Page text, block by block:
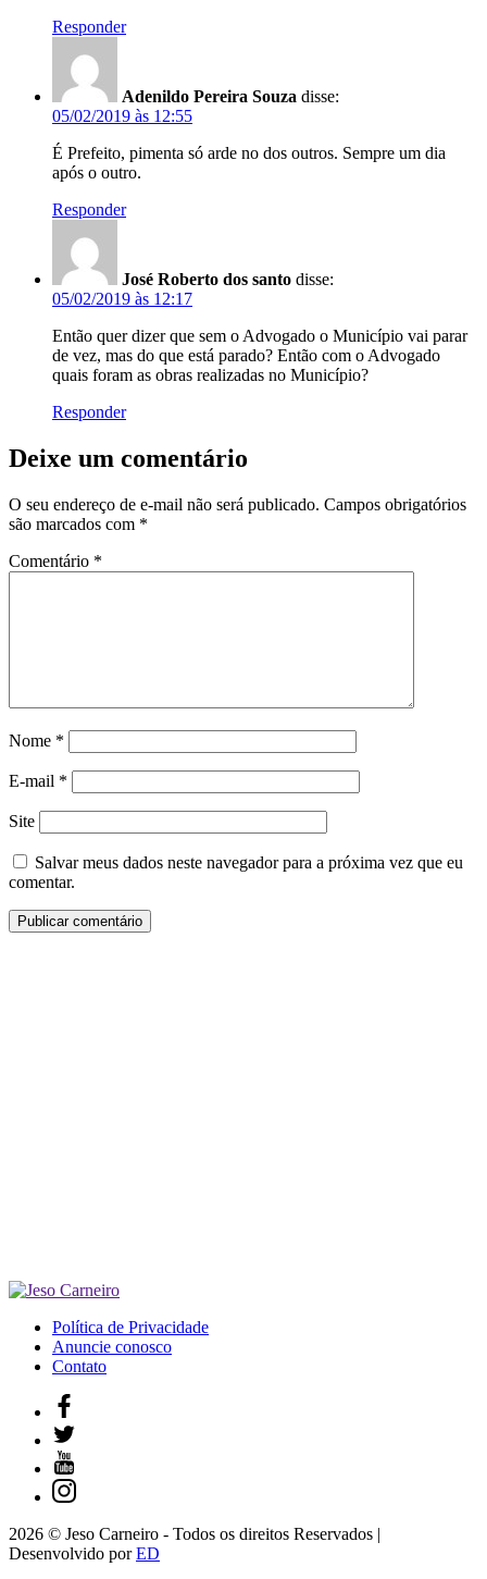
Responder
Adenildo Pereira Souza disse:
05/02/2019 às 12:55
É Prefeito, pimenta só arde no dos outros. Sempre um dia
após o outro.
Responder
José Roberto dos santo disse:
05/02/2019 às 12:17
Então quer dizer que sem o Advogado o Município vai parar
de vez, mas do que está parado? Então com o Advogado
quais foram as obras realizadas no Município?
Responder
Deixe um comentário
O seu endereço de e-mail não será publicado. Campos obrigatórios
são marcados com *
Comentário *
Nome *
E-mail *
Site
Salvar meus dados neste navegador para a próxima vez que eu
comentar.
Política de Privacidade
Anuncie conosco
Contato
2026 © Jeso Carneiro - Todos os direitos Reservados |
Desenvolvido porED